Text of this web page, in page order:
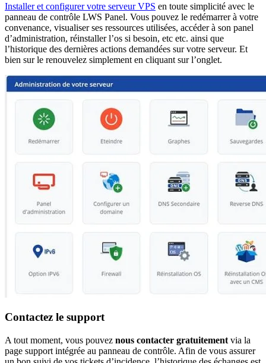
Installer et configurer votre serveur VPS en toute simplicité avec le
panneau de contrôle LWS Panel. Vous pouvez le redémarrer à votre
convenance, visualiser ses ressources utilisées, accéder à son panel
d’administration, réinstaller l’os si besoin, etc etc. ainsi que
l’historique des dernières actions demandées sur votre serveur. Et
bien sur le renouvelez simplement en cliquant sur l’onglet.
Contactez le support
A tout moment, vous pouvez nous contacter gratuitement via la
page support intégrée au panneau de contrôle. Afin de vous assurer